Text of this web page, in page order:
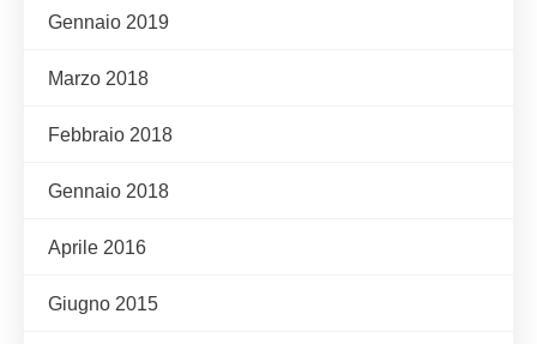
Gennaio 2019
Marzo 2018
Febbraio 2018
Gennaio 2018
Aprile 2016
Giugno 2015